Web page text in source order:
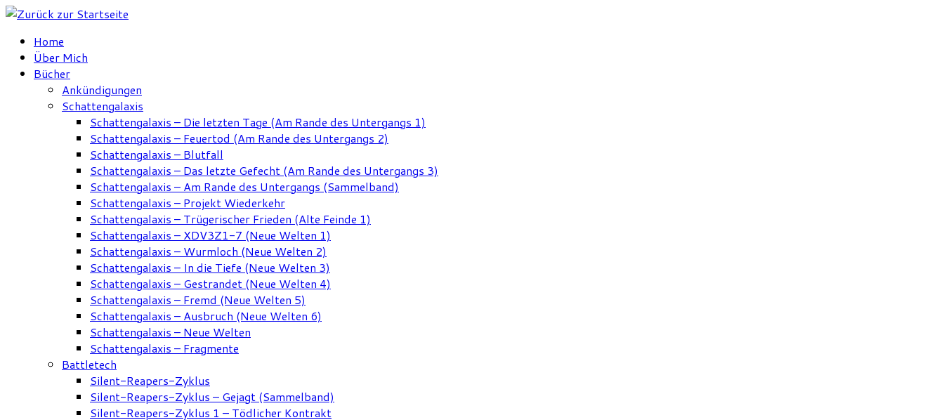
Zum
springenHome
Über Mich
Bücher
Ankündigungen
Schattengalaxis
Schattengalaxis – Die letzten Tage (Am Rande des Untergangs 1)
Schattengalaxis – Feuertod (Am Rande des Untergangs 2)
Schattengalaxis – Blutfall
Schattengalaxis – Das letzte Gefecht (Am Rande des Untergangs 3)
Schattengalaxis – Am Rande des Untergangs (Sammelband)
Schattengalaxis – Projekt Wiederkehr
Schattengalaxis – Trügerischer Frieden (Alte Feinde 1)
Schattengalaxis – XDV3Z1-7 (Neue Welten 1)
Schattengalaxis – Wurmloch (Neue Welten 2)
Schattengalaxis – In die Tiefe (Neue Welten 3)
Schattengalaxis – Gestrandet (Neue Welten 4)
Schattengalaxis – Fremd (Neue Welten 5)
Schattengalaxis – Ausbruch (Neue Welten 6)
Schattengalaxis – Neue Welten
Schattengalaxis – Fragmente
Battletech
Silent-Reapers-Zyklus
Silent-Reapers-Zyklus – Gejagt (Sammelband)
Silent-Reapers-Zyklus 1 – Tödlicher Kontrakt